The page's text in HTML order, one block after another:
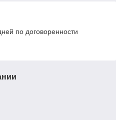
по договоренности